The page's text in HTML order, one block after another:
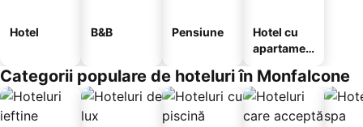
Hotel B&B Pensiune
Hotel cu
apartamen
Categorii populare de hoteluri în Monfalcone